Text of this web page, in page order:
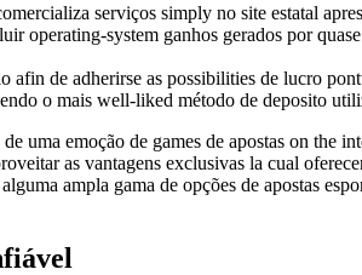
serviços simply no site estatal
operating-system ganhos gerados por
afin de adherirse as possibilities de lucro
o mais well-liked método de deposito
uma emoção de games de apostas on the
as vantagens exclusivas la cual
ampla gama de opções de apostas